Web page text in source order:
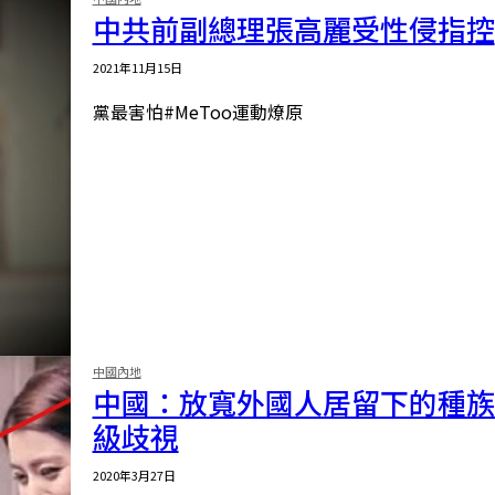
中共前副總理張高麗受性侵指控
2021年11月15日
黨最害怕#MeToo運動燎原
中國內地
中國：放寬外國人居留下的種
級歧視
2020年3月27日